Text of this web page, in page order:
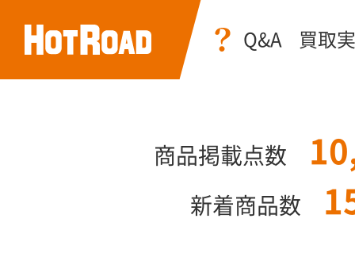
Q&A 買取
商品掲載点数
新着商品数